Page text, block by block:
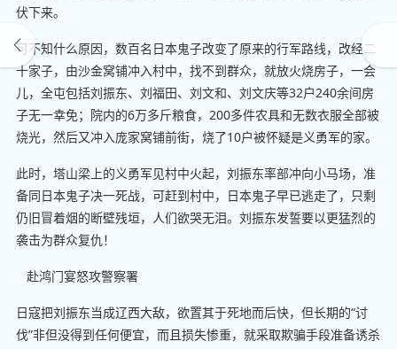
伏下来。
可不知什么原因，数百名日本鬼子改变了原来的行军路线，改经二
十家子，由沙金窝铺冲入村中，找不到群众，就放火烧房子，一会
儿，全屯包括刘振东、刘福田、刘文和、刘文庆等32户240余间房
子无一幸免；院内的6万多斤粮食，200多件农具和无数衣服全部被
烧光，然后又冲入庞家窝铺前街，烧了10户被怀疑是义勇军的家。
此时，塔山梁上的义勇军见村中火起，刘振东率部冲向小马场，准
备同日本鬼子决一死战，可赶到村中，日本鬼子早已逃走了，只剩
仍旧冒着烟的断壁残垣，人们欲哭无泪。刘振东发誓要以更猛烈的
袭击为群众复仇！
赴鸿门宴怒攻警察署
日寇把刘振东当成辽西大敌，欲置其于死地而后快，但长期的“讨
伐”非但没得到任何便宜，而且损失惨重，就采取欺骗手段准备诱杀